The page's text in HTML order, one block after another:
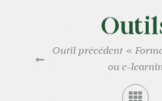
Nos certifications
Outil précédent «
ou e-